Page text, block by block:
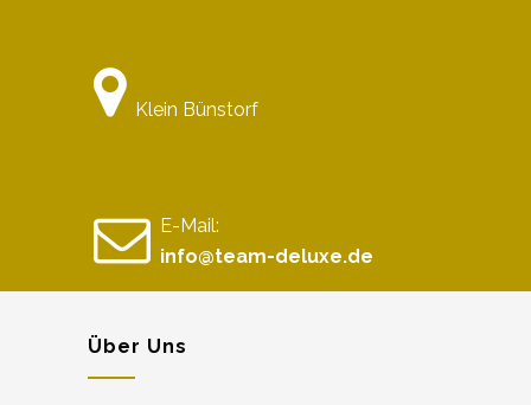
Klein Bünstorf
E-Mail:
info@team-deluxe.de
Über Uns